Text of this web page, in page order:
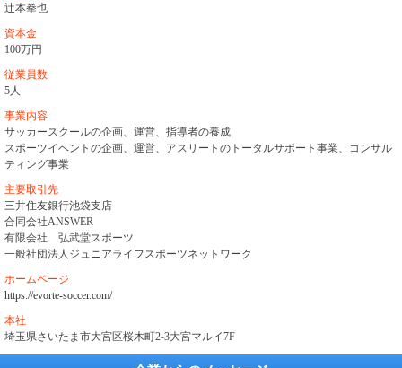
辻本拳也
資本金
100万円
従業員数
5人
事業内容
サッカースクールの企画、運営、指導者の養成
スポーツイベントの企画、運営、アスリートのトータルサポート事業、コンサル
ティング事業
主要取引先
三井住友銀行池袋支店
合同会社ANSWER
有限会社 弘武堂スポーツ
一般社団法人ジュニアライフスポーツネットワーク
ホームページ
https://evorte-soccer.com/
本社
埼玉県さいたま市大宮区桜木町2-3大宮マルイ7F